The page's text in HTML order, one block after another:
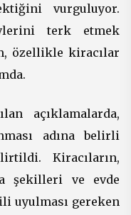
vurguluyor.
terk etmek
özellikle kiracılar
açıklamalarda,
adına belirli
Kiracıların,
şekilleri ve evde
uyulması gereken